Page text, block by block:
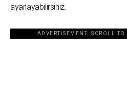
ayarlayabilirsiniz.
ADVERTISEMENT. SCROLL